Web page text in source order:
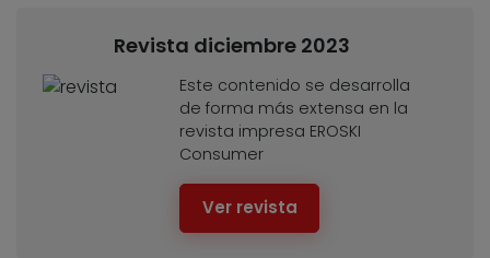
Revista diciembre 2023
Este contenido se desarrolla
de forma más extensa en la
revista impresa EROSKI
Consumer
Ver revista